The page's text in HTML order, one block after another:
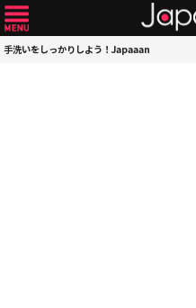
手洗いをしっかりしよう！Japaaan